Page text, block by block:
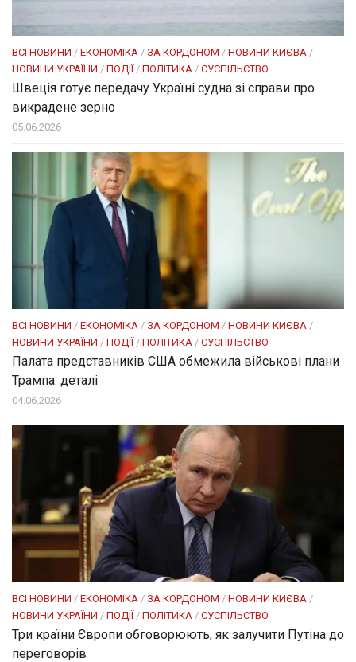
ВСІ НОВИНИ / ЕКОНОМІКА / ЗА КОРДОНОМ / НОВИНИ КИЄВА /
НОВИНИ УКРАЇНИ / ПОДІЇ / ПОЛІТИКА / СУСПІЛЬСТВО
Швеція готує передачу Україні судна зі справи про
викрадене зерно
05.06.2026
ВСІ НОВИНИ / ЕКОНОМІКА / ЗА КОРДОНОМ / НОВИНИ КИЄВА /
НОВИНИ УКРАЇНИ / ПОДІЇ/ ПОЛІТИКА / СУСПІЛЬСТВО
Палата представників США обмежила військові плани
Трампа: деталі
04.06.2026
ВСІ НОВИНИ / ЕКОНОМІКА / ЗА КОРДОНОМ / НОВИНИ КИЄВА /
НОВИНИ УКРАЇНИ / ПОДІЇ/ ПОЛІТИКА / СУСПІЛЬСТВО
Три країни Європи обговорюють, як залучити Путіна до
переговорів